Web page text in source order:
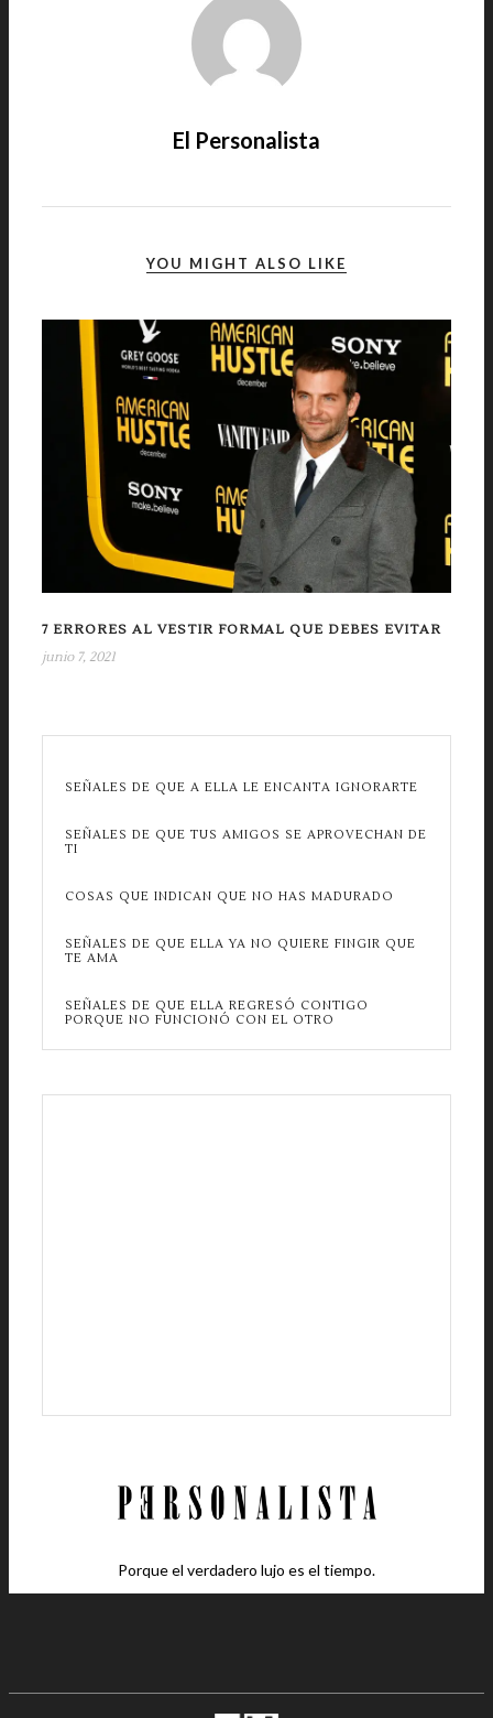
El Personalista
YOU MIGHT ALSO LIKE
7 ERRORES AL VESTIR FORMAL QUE DEBES EVITAR
junio 7, 2021
SEÑALES DE QUE A ELLA LE ENCANTA IGNORARTE
SEÑALES DE QUE TUS AMIGOS SE APROVECHAN DE
TI
COSAS QUE INDICAN QUE NO HAS MADURADO
SEÑALES DE QUE ELLA YA NO QUIERE FINGIR QUE
TE AMA
SEÑALES DE QUE ELLA REGRESÓ CONTIGO
PORQUE NO FUNCIONÓ CON EL OTRO
Porque el verdadero lujo es el tiempo.